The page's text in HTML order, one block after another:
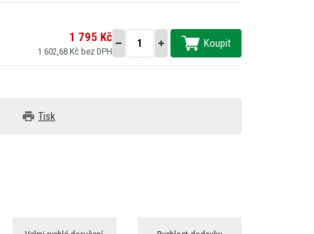
1 795 Kč
1 602,68 Kč bez DPH
Koupit
Tisk